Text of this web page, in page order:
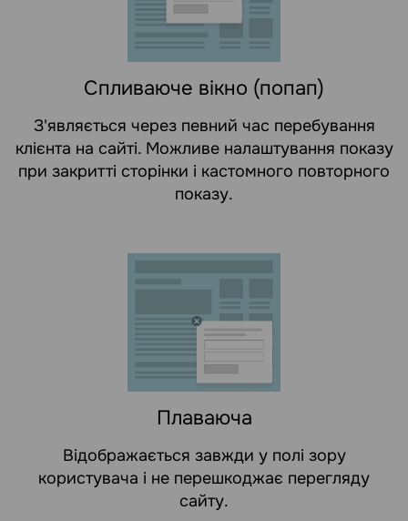
Спливаюче вікно (попап)
З'являється через певний час перебування
клієнта на сайті. Можливе налаштування показу
при закритті сторінки і кастомного повторного
показу.
Плаваюча
Відображається завжди у полі зору
користувача і не перешкоджає перегляду
сайту.